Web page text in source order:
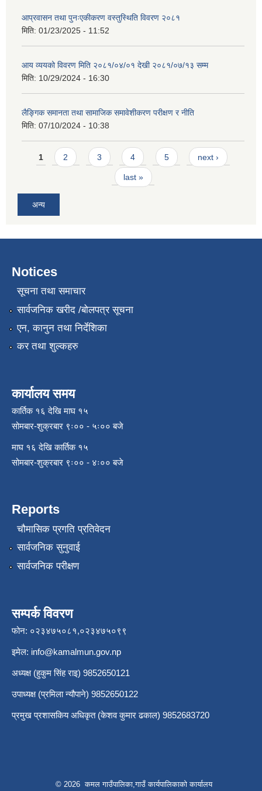
आप्रवासन तथा पुनःएकीकरण वस्तुस्थिति विवरण २०८१
मिति: 01/23/2025 - 11:52
आय व्ययको विवरण मिति २०८१/०४/०१ देखी २०८१/०७/१३ सम्म
मिति: 10/29/2024 - 16:30
लैङ्गिक समानता तथा सामाजिक समावेशीकरण परीक्षण र नीति
मिति: 07/10/2024 - 10:38
Pages
1 2 3 4 5 next ›
last »
अन्य
Notices
सूचना तथा समाचार
सार्वजनिक खरीद /बोलपत्र सूचना
एन, कानुन तथा निर्देशिका
कर तथा शुल्कहरु
कार्यालय समय
कार्तिक १६ देखि माघ १५
सोमबार-शुक्रबार ९ः०० - ५ः०० बजे
माघ १६ देखि कार्तिक १५
सोमबार-शुक्रबार ९ः०० - ४ः०० बजे
Reports
चौमासिक प्रगति प्रतिवेदन
सार्वजनिक सुनुवाई
सार्वजनिक परीक्षण
सम्पर्क विवरण
फोन: ०२३४७५०८१,०२३४७५०९९
इमेल: info@kamalmun.gov.np
अध्यक्ष (हुकुम सिंह राइ) 9852650121
उपाध्यक्ष (प्रमिला न्यौपाने) 9852650122
प्रमुख प्रशासकिय अधिकृत (केशव कुमार ढकाल) 9852683720
© 2026 कमल गाउँपालिका,गाउँ कार्यपालिकाको कार्यालय